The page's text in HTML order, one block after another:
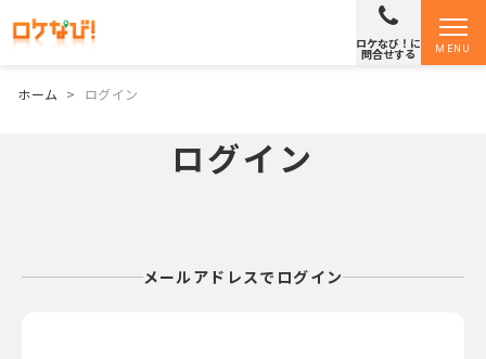
MENU
ロケなび！に
問合せする
ホーム > ログイン
ログイン
メールアドレスでログイン